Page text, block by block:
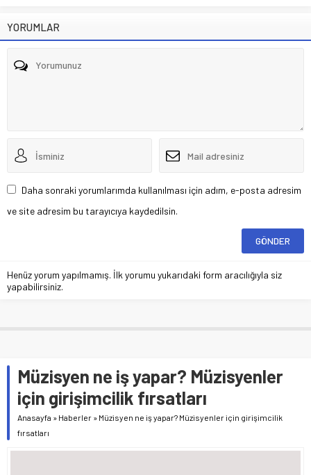
YORUMLAR
Daha sonraki yorumlarımda kullanılması için adım, e-posta adresim
ve site adresim bu tarayıcıya kaydedilsin.
Henüz yorum yapılmamış. İlk yorumu yukarıdaki form aracılığıyla siz
yapabilirsiniz.
Müzisyen ne iş yapar? Müzisyenler
için girişimcilik fırsatları
Anasayfa » Haberler » Müzisyen ne iş yapar? Müzisyenler için girişimcilik
fırsatları